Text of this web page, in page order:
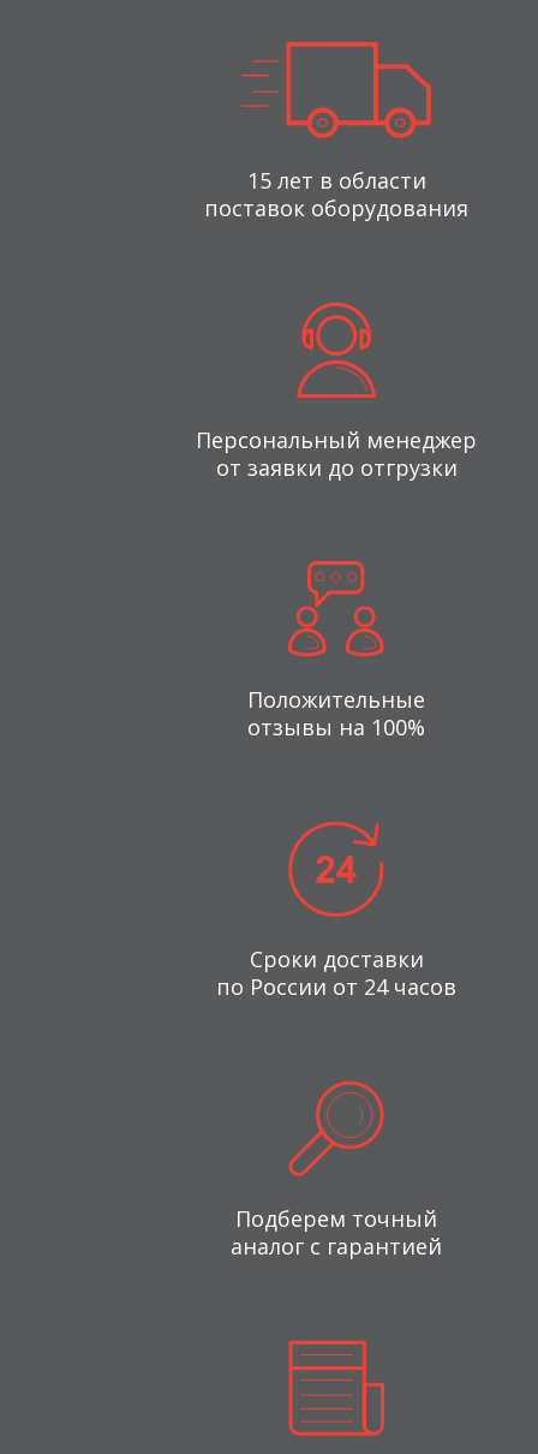
15 лет в области
поставок оборудования
Персональный менеджер
от заявки до отгрузки
Положительные
отзывы на 100%
Сроки доставки
по России от 24 часов
Подберем точный
аналог с гарантией